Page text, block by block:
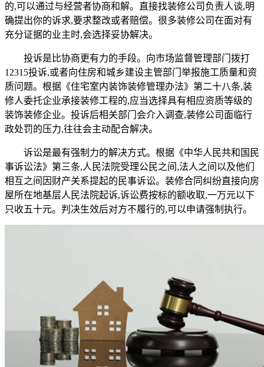
的,可以通过与经营者协商和解。直接找装修公司负责人谈,明
确提出你的诉求,要求整改或者赔偿。很多装修公司在面对有
充分证据的业主时,会选择妥协解决。
投诉是比协商更有力的手段。向市场监督管理部门拨打
12315投诉,或者向住房和城乡建设主管部门举报施工质量和资
质问题。根据《住宅室内装饰装修管理办法》第二十八条,装
修人委托企业承接装修工程的,应当选择具有相应资质等级的
装饰装修企业。投诉后相关部门会介入调查,装修公司面临行
政处罚的压力,往往会主动配合解决。
诉讼是最有强制力的解决方式。根据《中华人民共和国民
事诉讼法》第三条,人民法院受理公民之间,法人之间以及他们
相互之间因财产关系提起的民事诉讼。装修合同纠纷直接向房
屋所在地基层人民法院起诉,诉讼费按标的额收取,一万元以下
只收五十元。判决生效后对方不履行的,可以申请强制执行。